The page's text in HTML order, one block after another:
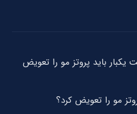
یکبار باید پروتز مو را تعویض
مو را تعویض کرد؟